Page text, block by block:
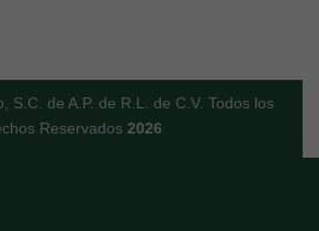
S.C. de A.P. de R.L. de C.V. Todos los
Reservados 2026